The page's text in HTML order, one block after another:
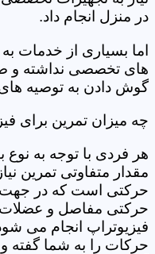
در منزل انجام داد.
اما بسیاری از خدمات
های تخصصی نداشته و
گوش دادن به توصیه های
چه میزان تمرین برای
هر فردی با توجه به
مقدار متفاوتی تمرین
حرکتی است که در جهت
حرکتی مفاصل و
فیزیوتراپ انجام می
حرکات را به شما گفته